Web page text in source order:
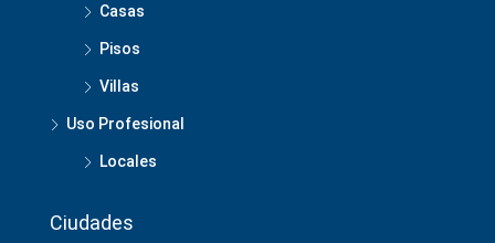
Casas
Pisos
Villas
Uso Profesional
Locales
Ciudades